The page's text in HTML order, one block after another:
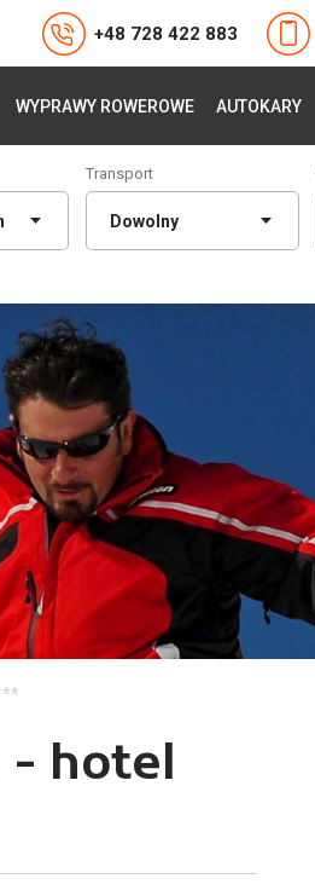
+48 728 422 883
WYPRAWY ROWEROWE AUTOKARY
Transport
- hotel